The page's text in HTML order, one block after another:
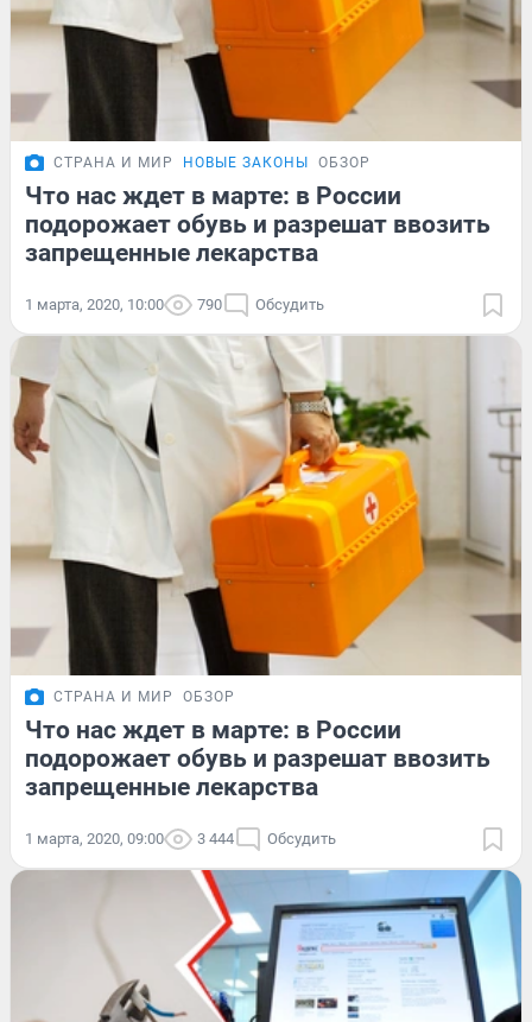
СТРАНА И МИР НОВЫЕ ЗАКОНЫ ОБЗОР
Что нас ждет в марте: в России
подорожает обувь и разрешат ввозить
запрещенные лекарства
1 марта, 2020, 10:00 790 Обсудить
СТРАНА И МИР ОБЗОР
Что нас ждет в марте: в России
подорожает обувь и разрешат ввозить
запрещенные лекарства
1 марта, 2020, 09:00 3 444 Обсудить